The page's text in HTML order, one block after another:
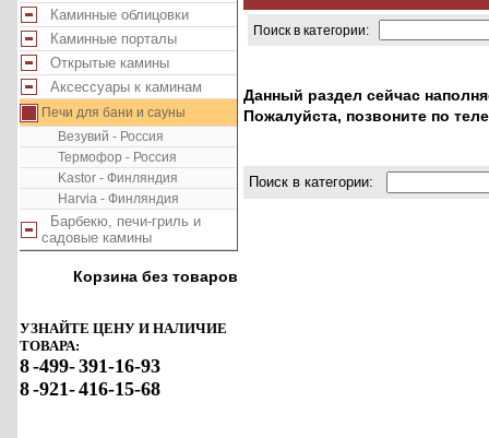
Каминные облицовки
Каминные порталы
Открытые камины
Аксессуары к каминам
Печи для бани и сауны
Везувий - Россия
Термофор - Россия
Kastor - Финляндия
Harvia - Финляндия
Барбекю, печи-гриль и
садовые камины
Корзина без товаров
УЗНАЙТЕ ЦЕНУ И НАЛИЧИЕ
ТОВАРА:
8-499-391-16-93
8-921-416-15-68
Поиск в категории:
Данный раздел сейчас
Пожалуйста, позвоните по
Поиск в категории: